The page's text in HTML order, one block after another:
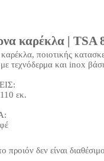
καρέκλα | TSA
ποιοτικής
τεχνόδερμα και inox
εκ.
προιόν δεν είναι